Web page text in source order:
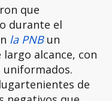
que
durante el
la PNBun
alcance, con
uniformados.
de